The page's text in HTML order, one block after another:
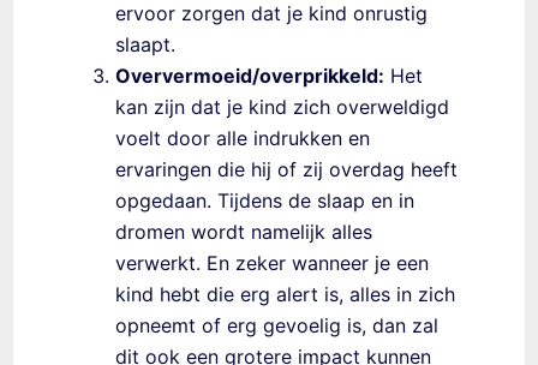
ervoor zorgen dat je kind onrustig
slaapt.
Oververmoeid/overprikkeld: Het
kan zijn dat je kind zich overweldigd
voelt door alle indrukken en
ervaringen die hij of zij overdag heeft
opgedaan. Tijdens de slaap en in
dromen wordt namelijk alles
verwerkt. En zeker wanneer je een
kind hebt die erg alert is, alles in zich
opneemt of erg gevoelig is, dan zal
dit ook een grotere impact kunnen